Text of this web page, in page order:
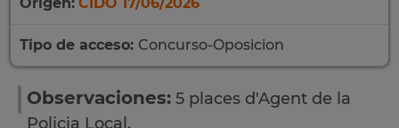
Tipo de acceso: Concurso-Oposicion
Observaciones: 5 places d'Agent de la
Policia Local.